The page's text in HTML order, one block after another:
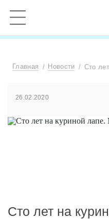
Главная Новости Сто
26.02.2020
Сто лет на